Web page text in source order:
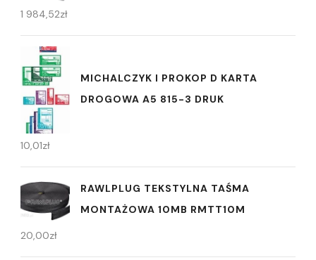
1 984,52zł
MICHALCZYK I PROKOP D KARTA
DROGOWA A5 815-3 DRUK
10,01zł
RAWLPLUG TEKSTYLNA TAŚMA
MONTAŻOWA 10MB RMTT10M
20,00zł